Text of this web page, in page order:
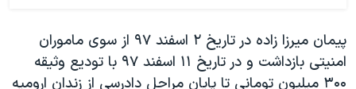
پیمان میرزا زاده در تاریخ ۲ اسفند ۹۷ از سوی ماموران
امنیتی بازداشت و در تاریخ ۱۱ اسفند ۹۷ با تودیع وثیقه
۳۰۰ میلیون تومانی تا پایان مراحل دادرسی از زندان ارومیه